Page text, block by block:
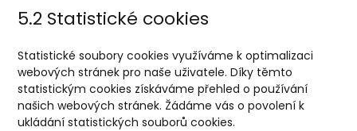
5.2 Statistické cookies
Statistické soubory cookies využíváme k optimalizaci
webových stránek pro naše uživatele. Díky těmto
statistickým cookies získáváme přehled o používání
našich webových stránek. Žádáme vás o povolení k
ukládání statistických souborů cookies.